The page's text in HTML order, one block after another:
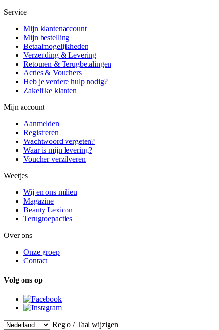
Service
Mijn klantenaccount
Mijn bestelling
Betaalmogelijkheden
Verzending & Levering
Retouren & Terugbetalingen
Acties & Vouchers
Heb je verdere hulp nodig?
Zakelijke klanten
Mijn account
Aanmelden
Registreren
Wachtwoord vergeten?
Waar is mijn levering?
Voucher verzilveren
Weetjes
Wij en ons milieu
Magazine
Beauty Lexicon
Terugroepacties
Over ons
Onze groep
Contact
Volg ons op
Regio / Taal wijzigen